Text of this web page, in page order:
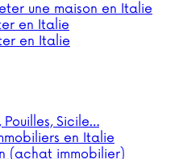
une maison en Italie
en Italie
en Italie
Sicile…
en Italie
(achat immobilier)